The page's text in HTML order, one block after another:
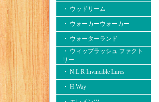
・ ウッドリーム
・ ウォーカーウォーカー
・ ウォーターランド
・ ウィップラッシュ ファクト
リー
・ N.L.R Invincible Lures
・ H.Way